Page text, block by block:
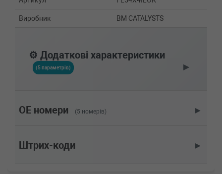
Виробник BM CATALYSTS
⚙️ Додаткові характеристики
(5 параметрів) ▶
OE номери (5 номерів) ▶
Штрих-коди ▶